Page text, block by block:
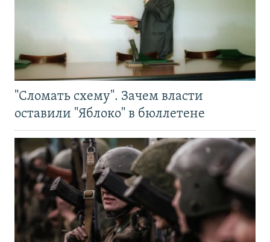
"Сломать схему". Зачем власти
оставили "Яблоко" в бюллетене